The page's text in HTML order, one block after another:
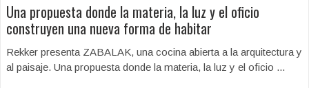
Una propuesta donde la materia, la luz y el oficio
construyen una nueva forma de habitar
Rekker presenta ZABALAK, una cocina abierta a la arquitectura y
al paisaje. Una propuesta donde la materia, la luz y el oficio ...